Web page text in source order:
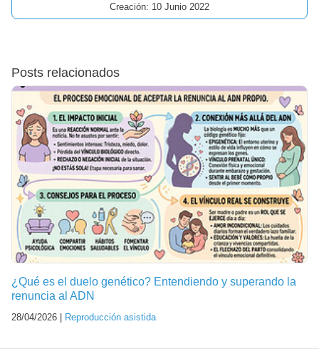
Creación: 10 Junio 2022
Posts relacionados
¿Qué es el duelo genético? Entendiendo y superando la
renuncia al ADN
28/04/2026 | Reproducción asistida